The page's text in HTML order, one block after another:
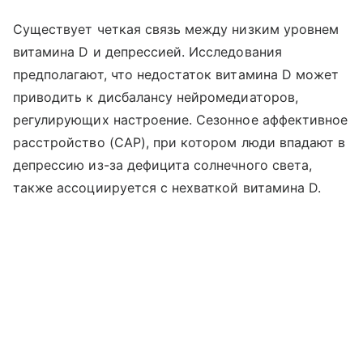
Существует четкая связь между низким уровнем
витамина D и депрессией. Исследования
предполагают, что недостаток витамина D может
приводить к дисбалансу нейромедиаторов,
регулирующих настроение. Сезонное аффективное
расстройство (САР), при котором люди впадают в
депрессию из-за дефицита солнечного света,
также ассоциируется с нехваткой витамина D.